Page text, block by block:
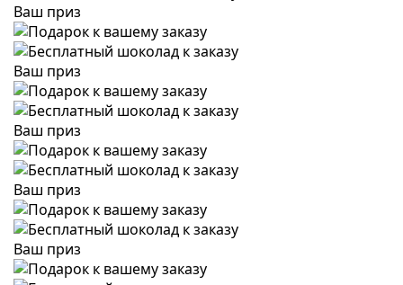
Ваш приз
Ваш приз
Ваш приз
Ваш приз
Ваш приз